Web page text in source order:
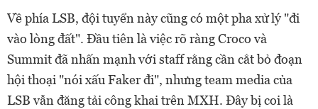
Về phía LSB, đội tuyển này cũng có một pha xử lý "đi
vào lòng đất". Đầu tiên là việc rõ ràng Croco và
Summit đã nhấn mạnh với staff rằng cần cắt bỏ đoạn
hội thoại "nói xấu Faker đi", nhưng team media của
LSB vẫn đăng tải công khai trên MXH. Đây bị coi là